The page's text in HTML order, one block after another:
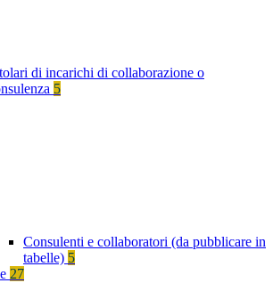
di incarichi di collaborazione o
5
Consulenti e collaboratori (da pubblicare in
tabelle) 5
27